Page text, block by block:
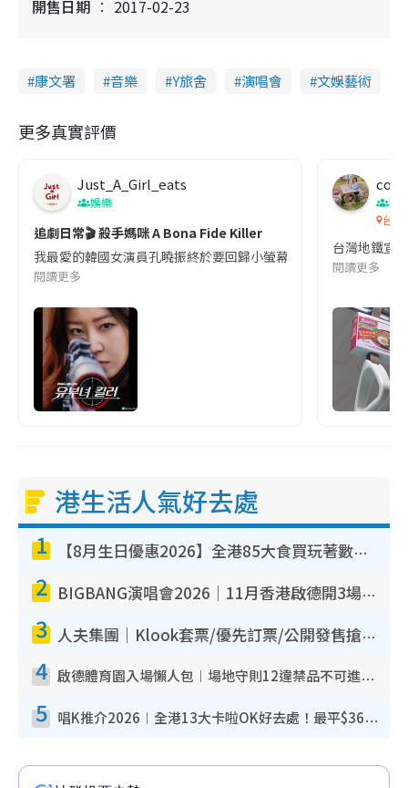
開售日期 2017-02-23
康文署 音樂 Y旅舍 演唱會 文娛藝術
更多真實評價
Just_A_Girl_eats
娛樂
追劇日常🎬 殺手媽咪 A Bona Fide Killer
我最愛的韓國女演員孔曉振終於要回歸小螢幕啦!這次的劇本改編
閱讀更多
co
吹
台灣
台灣地鐵宣
閱讀更多
港生活人氣好去處
1 【8月生日優惠2026】全港85大食買玩著數攻略 自助餐/火鍋放題同行免費＋誠品/DONKI送現金券
2 BIGBANG演唱會2026｜11月香港啟德開3場！實名制VIP申請、優先購票攻略
3 人夫集團｜Klook套票/優先訂票/公開發售搶飛攻略！附票價.購票連結.場地座位表
4 啟德體育園入場懶人包︱場地守則12違禁品不可進場准帶細水樽但全場禁樽蓋！應援牌有限制！
5 唱K推介2026︱全港13大卡啦OK好去處！最平$36起 日文K都有！(附地址+收費詳情)